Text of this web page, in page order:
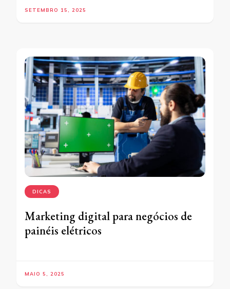
SETEMBRO 15, 2025
DICAS
Marketing digital para negócios de
painéis elétricos
MAIO 5, 2025